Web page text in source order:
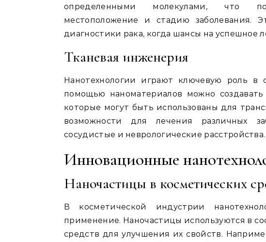
определенными молекулами, что
местоположение и стадию заболевания.
диагностики рака, когда шансы на успешное
Тканевая инженерия
Нанотехнологии играют ключевую роль в
помощью наноматериалов можно
которые могут быть использованы для
возможности для лечения различных
сосудистые и неврологические расстройства.
Инновационные
Наночастицы в косметических
В косметической индустрии
применение. Наночастицы используются в
средств для улучшения их свойств.